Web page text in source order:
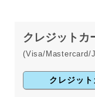
クレジットカ
(Visa/Mastercard/
クレジット